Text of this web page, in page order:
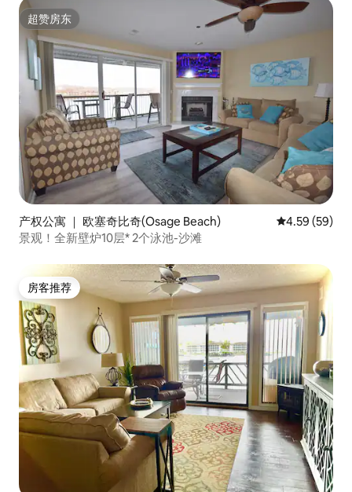
超赞房东
超赞房东
产权公寓 ｜ 欧塞奇比奇(Osage Beach) 平均评分
4.59 (59)
景观！全新壁炉10层* 2个泳池-沙滩
房客推荐
房客推荐